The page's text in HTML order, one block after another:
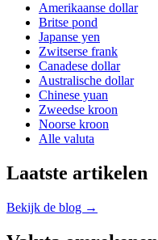
Amerikaanse dollar
Britse pond
Japanse yen
Zwitserse frank
Canadese dollar
Australische dollar
Chinese yuan
Zweedse kroon
Noorse kroon
Alle valuta
Laatste artikelen
Bekijk de blog →